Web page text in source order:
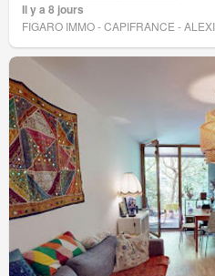
Il y a 8 jours
FIGARO IMMO - CAPIFRANCE -